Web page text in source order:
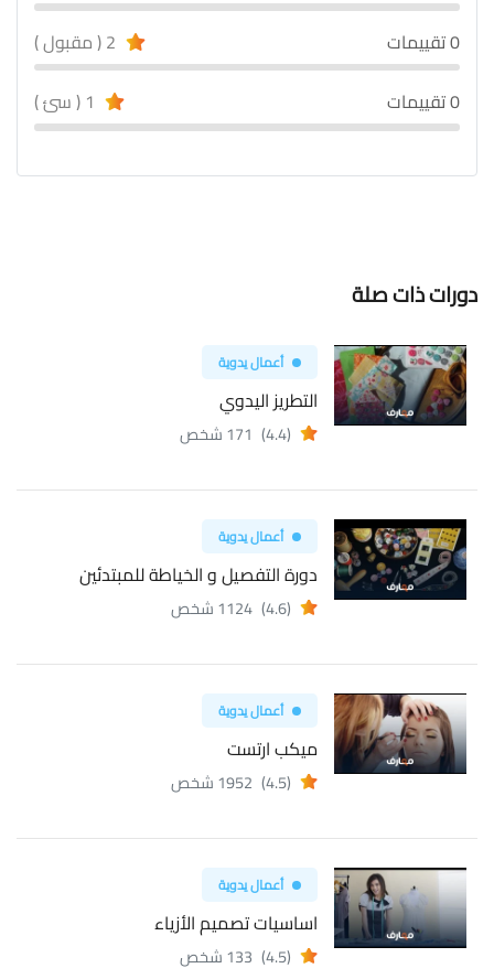
0 تقييمات
0 تقييمات
دورات ذات صلة
أعمال يدوية
التطريز اليدوي
(4.4) 171 شخص
أعمال يدوية
دورة التفصيل و الخياطة للمبتدئين
(4.6) 1124 شخص
أعمال يدوية
ميكب ارتست
(4.5) 1952 شخص
أعمال يدوية
اساسيات تصميم الأزياء
(4.5) 133 شخص